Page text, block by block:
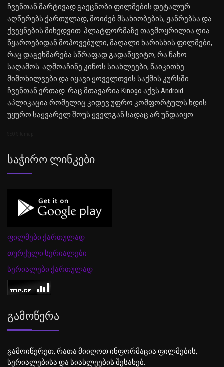
ჩვენთან მარტივად გაეცნობი ფილმების დეტალურ
აღწერებს ქართულად, მოიძებ მსახიობების, ჟანრებსა და
ქვეყნების მიხედვით. პლატფორმაზე თავმოყრილია ღია
წყაროებიდან მოპოვებული, მაღალი ხარისხის ფილმები,
რაც დაგეხმარება სწრაფად გადაწყვიტო, რა ნახო
საღამოს. აღმოაჩინე კინოს სიახლეები, წაიკითხე
მიმოხილვები და იყავი ყოველთვის საქმის კურსში
ჩვენთან ერთად. რაც მთავარია Kinogo აქვს Android
აპლიკაცია რომელიც კიდევ უფრო კომფორტულს ხდის
უყურო საყვარელ შოუს ყველგან სადაც არ უნდაიყო.
Საჭირო Ლინკები
ფილმები ქართულად
თურქული სერიალები
სერიალები ქართულად
Გამოწერა
გამოიწერეთ, რათა მიიღოთ ინფორმაცია ფილმების,
სერიალებისა და სიახლეების შესახებ.